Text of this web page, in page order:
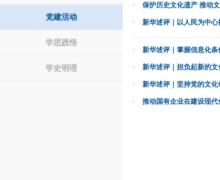
党建活动
学思践悟
学史明理
• 保护历史文化遗产 推动
• 新华述评｜以人民为中
• 新华述评｜掌握信息化
• 新华述评｜担负起新的
• 新华述评｜坚持党的文
• 推动国有企业在建设现